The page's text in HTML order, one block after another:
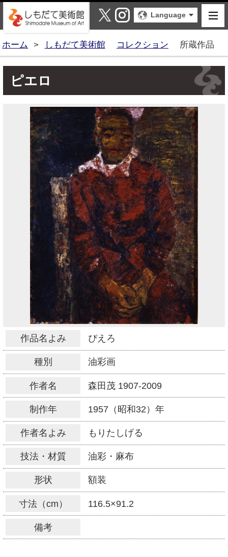
しもだて美術館
X Instagram
Language
ホーム > しもだて美術館 コレクション 所蔵作品
ピエロ
作品名よみ ぴえろ
種別 油彩画
作者名 森田茂 1907-2009
制作年 1957（昭和32）年
作者名よみ もりたしげる
技法・材質 油彩・麻布
形状 額装
寸法（cm） 116.5×91.2
備考